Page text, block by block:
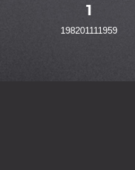
1
198201111959